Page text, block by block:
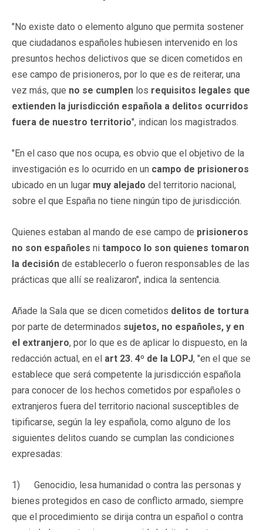
"No existe dato o elemento alguno que permita sostener
que ciudadanos españoles hubiesen intervenido en los
presuntos hechos delictivos que se dicen cometidos en
ese campo de prisioneros, por lo que es de reiterar, una
vez más, que no se cumplen los requisitos legales que
extienden la jurisdicción española a delitos ocurridos
fuera de nuestro territorio", indican los magistrados.
"En el caso que nos ocupa, es obvio que el objetivo de la
investigación es lo ocurrido en un campo de prisioneros
ubicado en un lugar muy alejado del territorio nacional,
sobre el que España no tiene ningún tipo de jurisdicción.
Quienes estaban al mando de ese campo de prisioneros
no son españoles ni tampoco lo son quienes tomaron
la decisión de establecerlo o fueron responsables de las
prácticas que allí se realizaron", indica la sentencia.
Añade la Sala que se dicen cometidos delitos de tortura
por parte de determinados sujetos, no españoles, y en
el extranjero, por lo que es de aplicar lo dispuesto, en la
redacción actual, en el art 23. 4º de la LOPJ, "en el que se
establece que será competente la jurisdicción española
para conocer de los hechos cometidos por españoles o
extranjeros fuera del territorio nacional susceptibles de
tipificarse, según la ley española, como alguno de los
siguientes delitos cuando se cumplan las condiciones
expresadas:
1) Genocidio, lesa humanidad o contra las personas y
bienes protegidos en caso de conflicto armado, siempre
que el procedimiento se dirija contra un español o contra